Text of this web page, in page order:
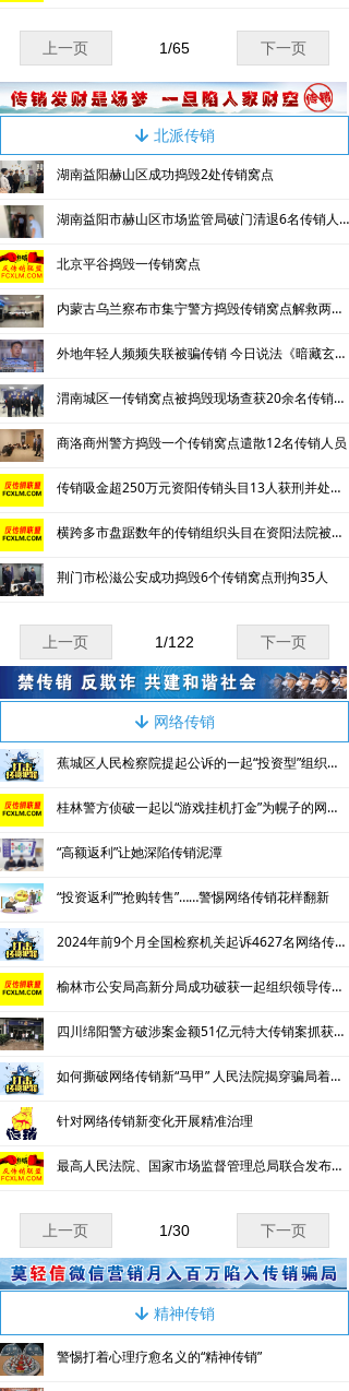
上一页 下一页
1/65
녓 北派传销
湖南益阳赫山区成功捣毁2处传销窝点
湖南益阳市赫山区市场监管局破门清退6名传销人员
北京平谷捣毁一传销窝点
内蒙古乌兰察布市集宁警方捣毁传销窝点解救两名被非法拘禁人员
外地年轻人频频失联被骗传销 今日说法《暗藏玄机的出租房》
渭南城区一传销窝点被捣毁现场查获20余名传销青年
商洛商州警方捣毁一个传销窝点遣散12名传销人员
传销吸金超250万元资阳传销头目13人获刑并处罚金
横跨多市盘踞数年的传销组织头目在资阳法院被判刑
荆门市松滋公安成功捣毁6个传销窝点刑拘35人
上一页 下一页
1/122
녓 网络传销
蕉城区人民检察院提起公诉的一起“投资型”组织、领导传销活动案
桂林警方侦破一起以“游戏挂机打金”为幌子的网络传销案
“高额返利”让她深陷传销泥潭
“投资返利”“抢购转售”……警惕网络传销花样翻新
2024年前9个月全国检察机关起诉4627名网络传销人员
榆林市公安局高新分局成功破获一起组织领导传销活动案
四川绵阳警方破涉案金额51亿元特大传销案抓获112人
如何撕破网络传销新“马甲” 人民法院揭穿骗局着力铲除违法犯罪根基
针对网络传销新变化开展精准治理
最高人民法院、国家市场监督管理总局联合发布依法惩治网络传销犯罪典型案例
上一页 下一页
1/30
녓 精神传销
警惕打着心理疗愈名义的“精神传销”